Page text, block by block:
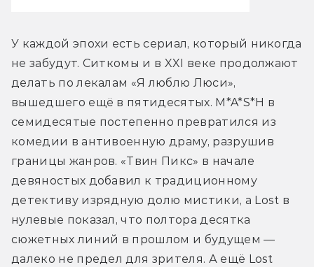
У каждой эпохи есть сериал, который никогда
не забудут. Ситкомы и в XXI веке продолжают
делать по лекалам «Я люблю Люси»,
вышедшего ещё в пятидесятых. M*A*S*H в
семидесятые постепенно превратился из
комедии в антивоенную драму, разрушив
границы жанров. «Твин Пикс» в начале
девяностых добавил к традиционному
детективу изрядную долю мистики, а Lost в
нулевые показал, что полтора десятка
сюжетных линий в прошлом и будущем —
далеко не предел для зрителя. А ещё Lost